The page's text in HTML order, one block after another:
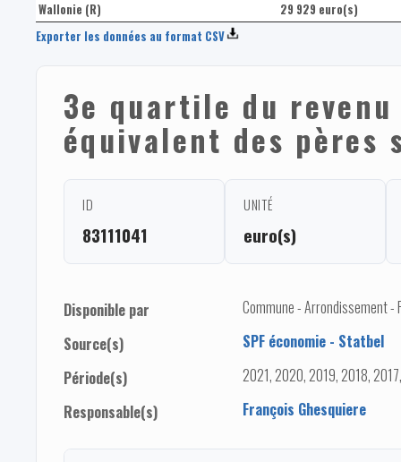
Wallonie (R)
29 929 euro(s)
Exporter les données au format CSV
3e quartile du
équivalent des pères
ID
83111041
UNITÉ
euro(s)
Disponible par
Commune - Arrondissement -
Source(s)
SPF économie - Statbel
Période(s)
2021, 2020, 2019, 2018,
Responsable(s)
François Ghesquiere